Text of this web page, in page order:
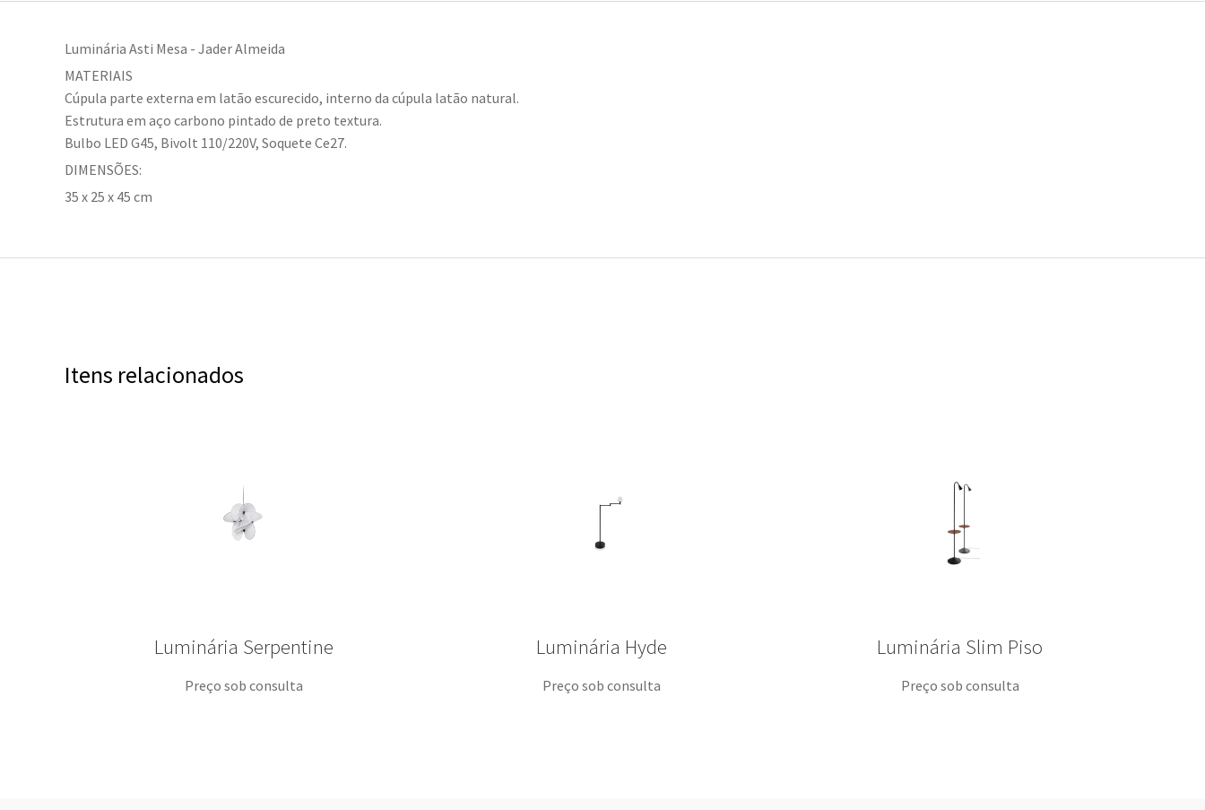
Luminária Asti Mesa - Jader Almeida
MATERIAIS
Cúpula parte externa em latão escurecido, interno da cúpula latão natural.
Estrutura em aço carbono pintado de preto textura.
Bulbo LED G45, Bivolt 110/220V, Soquete Ce27.
DIMENSÕES:
35 x 25 x 45 cm
Itens relacionados
Luminária Serpentine
Preço sob consulta
Luminária Hyde
Preço sob consulta
Luminária Slim Piso
Preço sob consulta